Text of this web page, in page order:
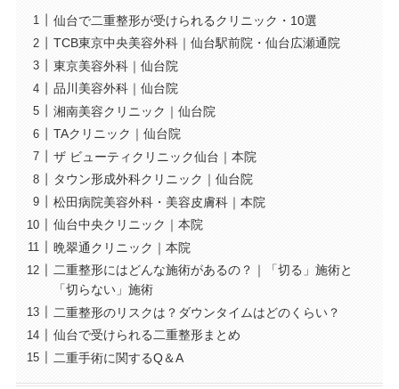
仙台で二重整形が受けられるクリニック・10選
TCB東京中央美容外科｜仙台駅前院・仙台広瀬通院
東京美容外科｜仙台院
品川美容外科｜仙台院
湘南美容クリニック｜仙台院
TAクリニック｜仙台院
ザ ビューティクリニック仙台｜本院
タウン形成外科クリニック｜仙台院
松田病院美容外科・美容皮膚科｜本院
仙台中央クリニック｜本院
晩翠通クリニック｜本院
二重整形にはどんな施術があるの？｜「切る」施術と
「切らない」施術
二重整形のリスクは？ダウンタイムはどのくらい？
仙台で受けられる二重整形まとめ
二重手術に関するQ＆A